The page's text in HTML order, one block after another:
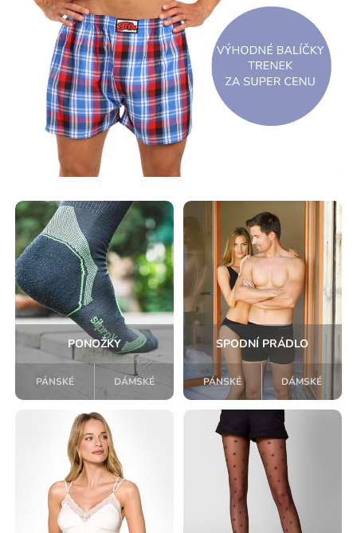
PONOŽKY
PÁNSKÉ DÁMSKÉ
SPODNÍ PRÁDLO
PÁNSKÉ DÁMSKÉ